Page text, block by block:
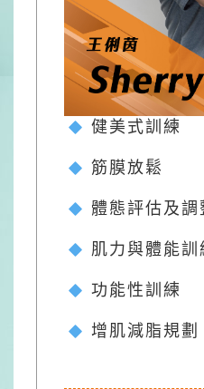
健美式訓練
筋膜放鬆
體態評估及調
肌力與體能訓
功能性訓練
增肌減脂規劃